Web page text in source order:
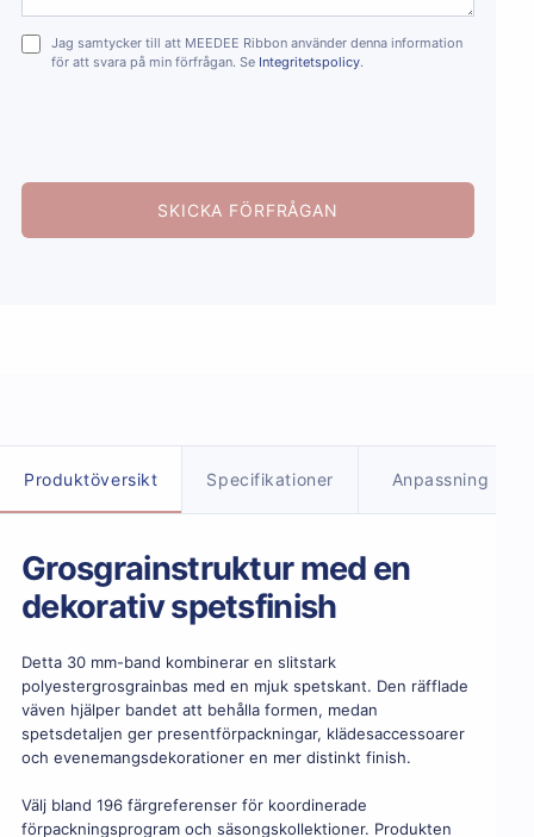
Jag samtycker till att MEEDEE Ribbon använder denna information
för att svara på min förfrågan. Se Integritetspolicy.
SKICKA FÖRFRÅGAN
Produktdetaljer
Produktöversikt Specifikationer Anpassning
Grosgrainstruktur med en
dekorativ spetsfinish
Detta 30 mm-band kombinerar en slitstark
polyestergrosgrainbas med en mjuk spetskant. Den räfflade
väven hjälper bandet att behålla formen, medan
spetsdetaljen ger presentförpackningar, klädesaccessoarer
och evenemangsdekorationer en mer distinkt finish.
Välj bland 196 färgreferenser för koordinerade
förpackningsprogram och säsongskollektioner. Produkten